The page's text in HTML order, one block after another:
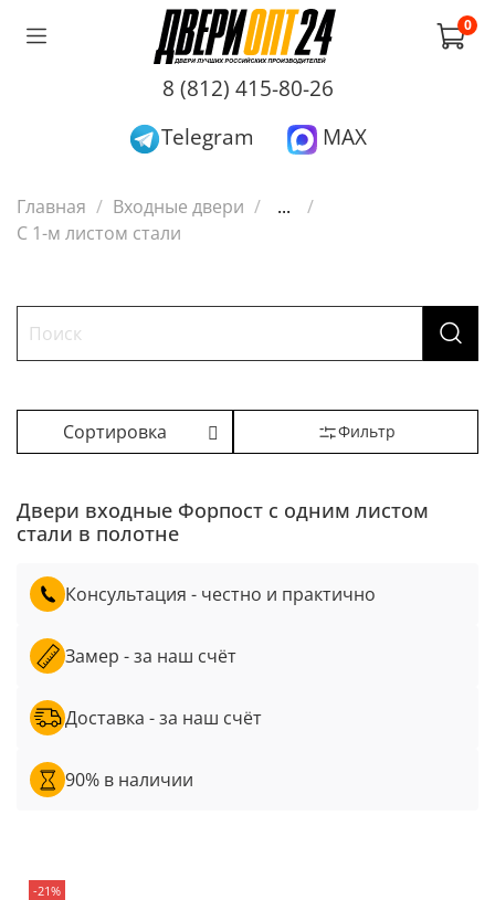
0
8 (812) 415-80-26
Telegram
MAX
Главная Входные двери
...
С 1-м листом стали
Двери входные Форпост с одним листом
стали в полотне
Консультация - честно и практично
Замер - за наш счёт
Доставка - за наш счёт
90% в наличии
-21%
Фильтр